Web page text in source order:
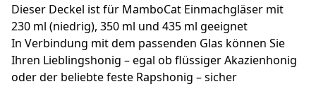
Dieser Deckel ist für MamboCat Einmachgläser mit
230 ml (niedrig), 350 ml und 435 ml geeignet
In Verbindung mit dem passenden Glas können Sie
Ihren Lieblingshonig – egal ob flüssiger Akazienhonig
oder der beliebte feste Rapshonig – sicher